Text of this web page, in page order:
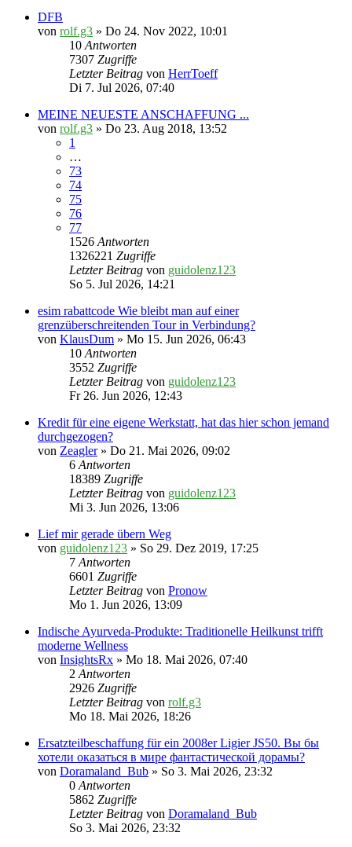
DFB
von rolf.g3 » Do 24. Nov 2022, 10:01
10Antworten
7307 Zugriffe
Letzter Beitrag von HerrToeff
Di 7. Jul 2026, 07:40
MEINE NEUESTE ANSCHAFFUNG ...
von rolf.g3 » Do 23. Aug 2018, 13:52
1
…
73
74
75
76
77
1526Antworten
1326221 Zugriffe
Letzter Beitrag von guidolenz123
So 5. Jul 2026, 14:21
esim rabattcode Wie bleibt man auf einer
grenzüberschreitenden Tour in Verbindung?
von KlausDum » Mo 15. Jun 2026, 06:43
10Antworten
3552 Zugriffe
Letzter Beitrag von guidolenz123
Fr 26. Jun 2026, 12:43
Kredit für eine eigene Werkstatt, hat das hier schon jemand
durchgezogen?
von Zeagler» Do 21. Mai 2026, 09:02
6Antworten
18389 Zugriffe
Letzter Beitrag von guidolenz123
Mi 3. Jun 2026, 13:06
Lief mir gerade übern Weg
von guidolenz123 » So 29. Dez 2019, 17:25
7Antworten
6601 Zugriffe
Letzter Beitrag von Pronow
Mo 1. Jun 2026, 13:09
Indische Ayurveda-Produkte: Traditionelle Heilkunst trifft
moderne Wellness
von InsightsRx » Mo 18. Mai 2026, 07:40
2Antworten
2926 Zugriffe
Letzter Beitrag von rolf.g3
Mo 18. Mai 2026, 18:26
Ersatzteilbeschaffung für ein 2008er Ligier JS50. Вы бы
хотели оказаться в мире фантастической дорамы?
von Doramaland_Bub » So 3. Mai 2026, 23:32
0Antworten
5862 Zugriffe
Letzter Beitrag von Doramaland_Bub
So 3. Mai 2026, 23:32